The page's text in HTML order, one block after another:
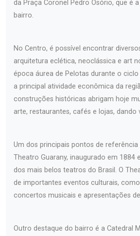
da Praça Coronel Pedro Osório, que é
bairro.
No Centro, é possível encontrar
arquitetura eclética, neoclássica e art
época áurea de Pelotas durante o
a principal atividade econômica da
construções históricas abrigam hoje
arte, restaurantes, cafés e lojas, dando
Um dos principais pontos de
Theatro Guarany, inaugurado em 1884
dos mais belos teatros do Brasil. O
de importantes eventos culturais,
concertos musicais e apresentações
Outro destaque do bairro é a Catedral